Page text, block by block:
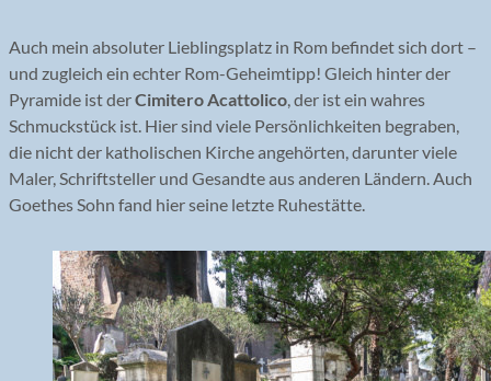
Auch mein absoluter Lieblingsplatz in Rom befindet sich dort –
und zugleich ein echter Rom-Geheimtipp! Gleich hinter der
Pyramide ist derCimitero Acattolico , der ist ein wahres
Schmuckstück ist. Hier sind viele Persönlichkeiten begraben,
die nicht der katholischen Kirche angehörten, darunter viele
Maler, Schriftsteller und Gesandte aus anderen Ländern. Auch
Goethes Sohn fand hier seine letzte Ruhestätte.